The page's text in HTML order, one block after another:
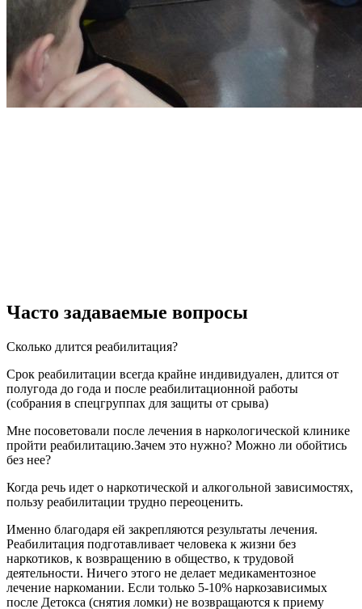
Часто задаваемые вопросы
Сколько длится реабилитация?
Срок реабилитации всегда крайне индивидуален, длится от
полугода до года и после реабилитационной работы
(собрания в спецгруппах для защиты от срыва)
Мне посоветовали после лечения в наркологической клинике
пройти реабилитацию.Зачем это нужно? Можно ли обойтись
без нее?
Когда речь идет о наркотической и алкогольной зависимостях,
пользу реабилитации трудно переоценить.
Именно благодаря ей закрепляются результаты лечения.
Реабилитация подготавливает человека к жизни без
наркотиков, к возвращению в общество, к трудовой
деятельности. Ничего этого не делает медикаментозное
лечение наркомании. Если только 5-10% наркозависимых
после Детокса (снятия ломки) не возвращаются к приему